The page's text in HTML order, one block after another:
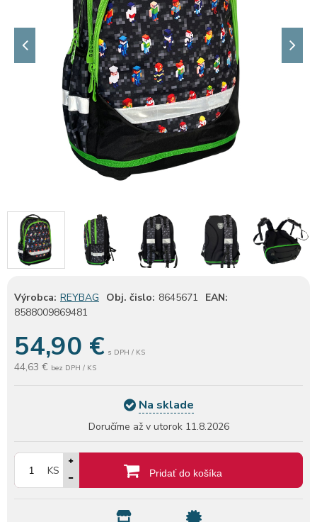
Výrobca: REYBAG Obj. čislo: 8645671
EAN:
8588009869481
54,90 € s DPH / KS
44,63 € bez DPH / KS
Na sklade
Doručíme až v utorok 11.8.2026
KS Pridať do košíka